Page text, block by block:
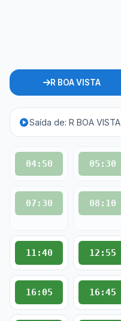
R BOA VISTA
Saída de: R BOA VISTA
04:50 05:30
07:30 08:10
11:40 12:55
16:05 16:45